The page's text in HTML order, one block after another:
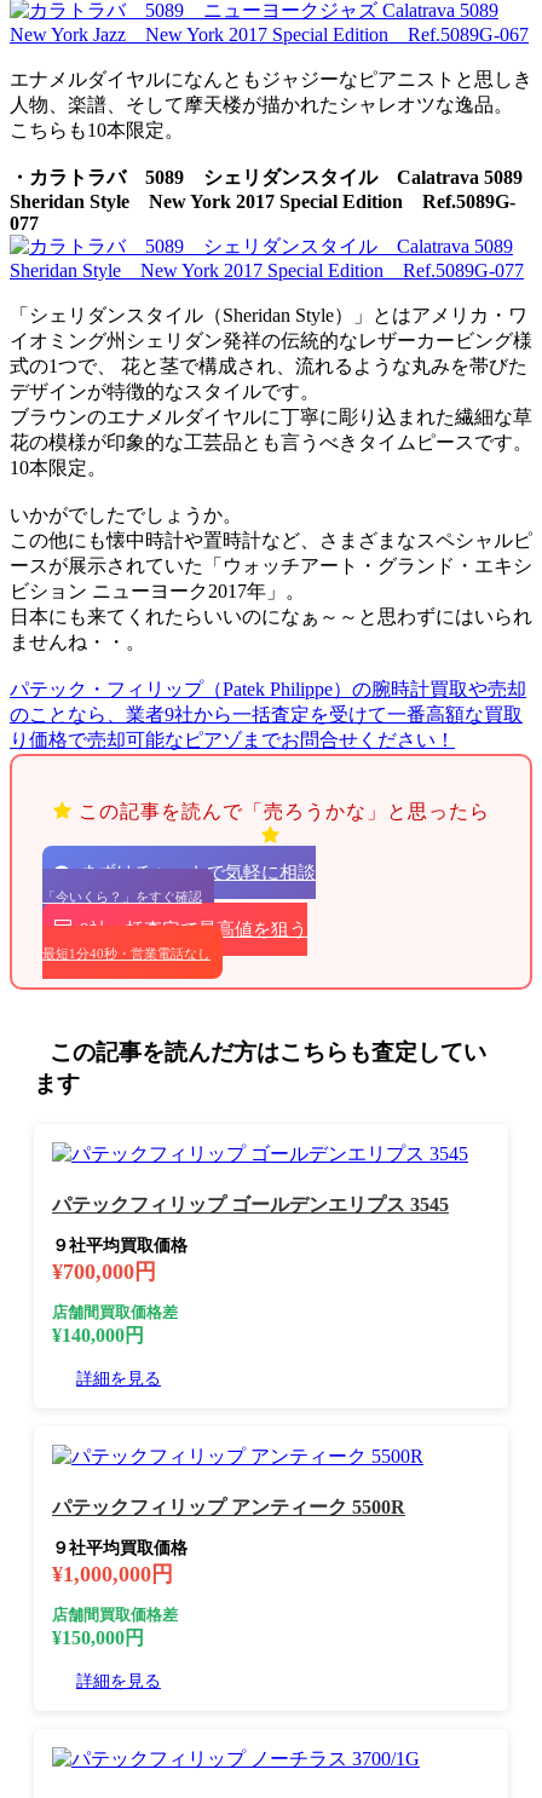
エナメルダイヤルになんともジャジーなピアニストと思しき
人物、楽譜、そして摩天楼が描かれたシャレオツな逸品。
こちらも10本限定。
・カラトラバ 5089 シェリダンスタイル Calatrava 5089
Sheridan Style New York 2017 Special Edition Ref.5089G-
077
「シェリダンスタイル（Sheridan Style）」とはアメリカ・ワ
イオミング州シェリダン発祥の伝統的なレザーカービング様
式の1つで、 花と茎で構成され、流れるような丸みを帯びた
デザインが特徴的なスタイルです。
ブラウンのエナメルダイヤルに丁寧に彫り込まれた繊細な草
花の模様が印象的な工芸品とも言うべきタイムピースです。
10本限定。
いかがでしたでしょうか。
この他にも懐中時計や置時計など、さまざまなスペシャルピ
ースが展示されていた「ウォッチアート・グランド・エキシ
ビション ニューヨーク2017年」。
日本にも来てくれたらいいのになぁ～～と思わずにはいられ
ませんね・・。
パテック・フィリップ（Patek Philippe）の腕時計買取や売却
のことなら、業者9社から一括査定を受けて一番高額な買取
り価格で売却可能なピアゾまでお問合せください！
この記事を読んで「売ろうかな」と思ったら
まずはチャットで気軽に相談
「今いくら？」をすぐ確認
9社一括査定で最高値を狙う
最短1分40秒・営業電話なし
この記事を読んだ方はこちらも査定してい
ます
パテックフィリップ ゴールデンエリプス 3545
９社平均買取価格
¥700,000円
店舗間買取価格差
¥140,000円
詳細を見る
パテックフィリップ アンティーク 5500R
９社平均買取価格
¥1,000,000円
店舗間買取価格差
¥150,000円
詳細を見る